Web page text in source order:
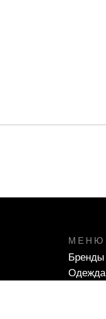
МЕНЮ
Бренды
Одежда